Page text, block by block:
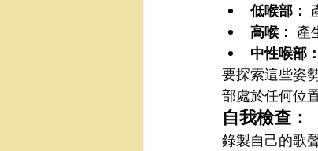
低喉部：
高喉： 產
中性喉部：
要探索這些姿
部處於任何位
自我檢查：
錄製自己的歌